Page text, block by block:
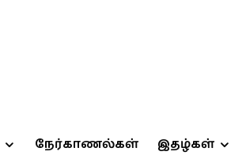
நேர்காணல்கள் இதழ்கள்